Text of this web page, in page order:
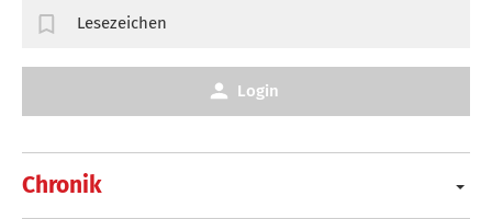
Chronik
Lesezeichen
Login